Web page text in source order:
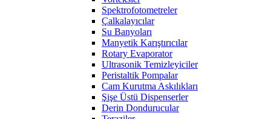
Spektrofotometreler
Çalkalayıcılar
Su Banyoları
Manyetik Karıştırıcılar
Rotary Evaporator
Ultrasonik Temizleyiciler
Peristaltik Pompalar
Cam Kurutma Askılıkları
Şişe Üstü Dispenserler
Derin Dondurucular